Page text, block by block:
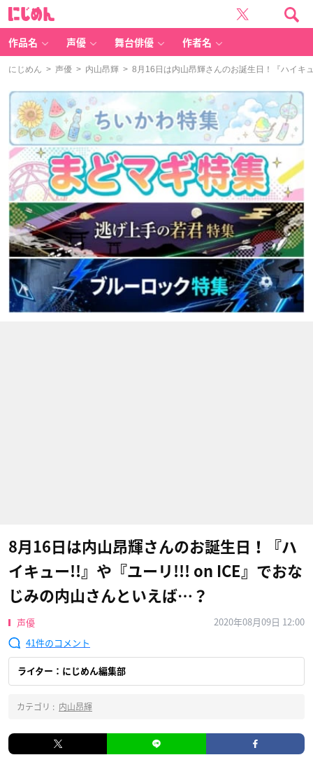
作品名 声優 舞台俳優 作者名
にじめん > 声優 > 内山昂輝 > 8月16日は内山昂輝さんのお誕生日！『ハイキ
8月16日は内山昂輝さんのお誕生日！『ハ
イキュー!!』や『ユーリ!!! on ICE』でおな
じみの内山さんといえば…？
声優
2020年08月09日 12:00
41
ライター：にじめん編集部
カテゴリ : 内山昂輝